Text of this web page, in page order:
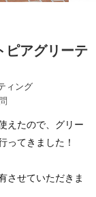
ピアグリーテ
ィング
えたので、グリー
ってきました！
させていただきま